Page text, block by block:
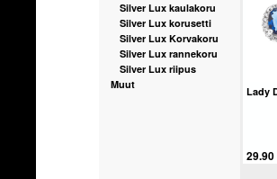
Silver Lux kaulakoru
Silver Lux korusetti
Silver Lux Korvakoru
Silver Lux rannekoru
Silver Lux riipus
Muut
Lady
29.90